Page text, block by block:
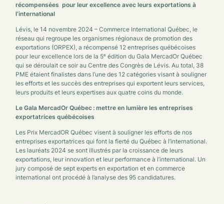
récompensées pour leur excellence avec leurs exportations à
l’international
Lévis, le 14 novembre 2024 – Commerce International Québec, le
réseau qui regroupe les organismes régionaux de promotion des
exportations (ORPEX), a récompensé 12 entreprises québécoises
pour leur excellence lors de la 5ᵉ édition du Gala MercadOr Québec
qui se déroulait ce soir au Centre des Congrès de Lévis. Au total, 38
PME étaient finalistes dans l’une des 12 catégories visant à souligner
les efforts et les succès des entreprises qui exportent leurs services,
leurs produits et leurs expertises aux quatre coins du monde.
Le Gala MercadOr Québec : mettre en lumière les entreprises
exportatrices québécoises
Les Prix MercadOR Québec visent à souligner les efforts de nos
entreprises exportatrices qui font la fierté du Québec à l’international.
Les lauréats 2024 se sont illustrés par la croissance de leurs
exportations, leur innovation et leur performance à l’international. Un
jury composé de sept experts en exportation et en commerce
international ont procédé à l’analyse des 95 candidatures.